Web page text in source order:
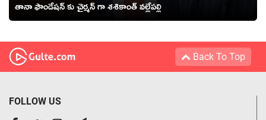
తానా ఫౌండేషన్ కు చైర్మన్ గా శశికాంత్ వల్లేపల్లి
Back To Top
FOLLOW US